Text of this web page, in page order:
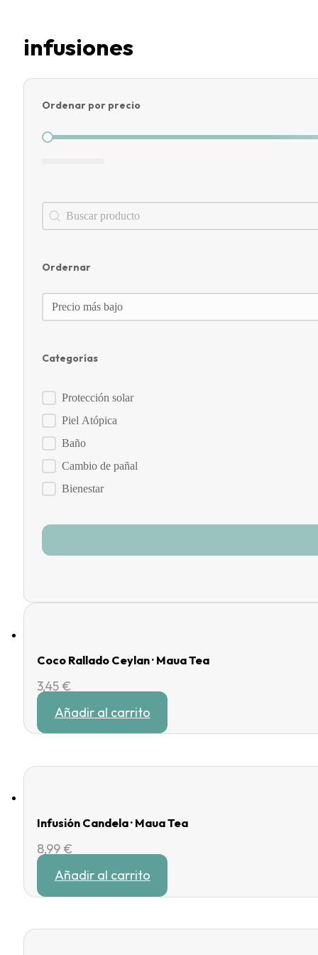
infusiones
Ordenar por precio
Ordenar por precio
Buscador
Search content
Ordernar
Ordernar
Ordernar
Categorías
CategoríasProtección solar
Piel Atópica
Baño
Cambio de pañal
Bienestar
Coco Rallado Ceylan · Maua Tea
3,45 €
Añadir al carrito
Infusión Candela · Maua Tea
8,99 €
Añadir al carrito